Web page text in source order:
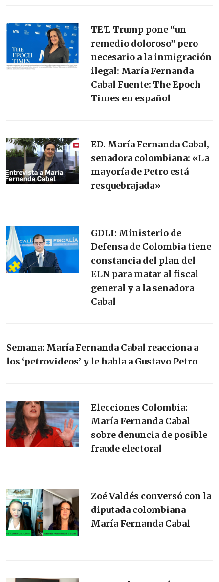
TET. Trump pone “un
remedio doloroso” pero
necesario a la inmigración
ilegal: María Fernanda
Cabal Fuente: The Epoch
Times en español
ED. María Fernanda Cabal,
senadora colombiana: «La
mayoría de Petro está
resquebrajada»
GDLI: Ministerio de
Defensa de Colombia tiene
constancia del plan del
ELN para matar al fiscal
general y a la senadora
Cabal
Semana: María Fernanda Cabal reacciona a
los ‘petrovideos’ y le habla a Gustavo Petro
Elecciones Colombia:
María Fernanda Cabal
sobre denuncia de posible
fraude electoral
Zoé Valdés conversó con la
diputada colombiana
María Fernanda Cabal